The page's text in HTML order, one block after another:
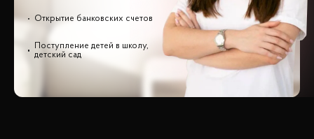
Открытие банковских счетов
Поступление детей в школу,
детский сад